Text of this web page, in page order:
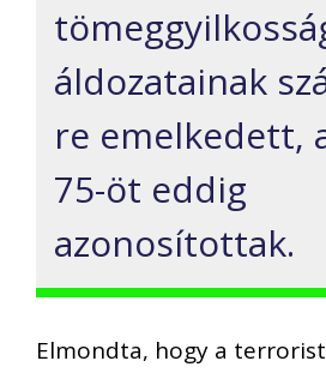
áldozatainak
re emelkedett,
75-öt eddig
azonosítottak.
Elmondta, hogy a